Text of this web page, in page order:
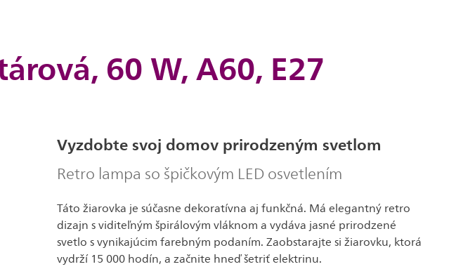
60 W, A60, E27
Vyzdobte svoj domov prirodzeným svetlom
Retro lampa so špičkovým LED osvetlením
Táto žiarovka je súčasne dekoratívna aj funkčná. Má elegantný retro
dizajn s viditeľným špirálovým vláknom a vydáva jasné prirodzené
svetlo s vynikajúcim farebným podaním. Zaobstarajte si žiarovku, ktorá
vydrží 15 000 hodín, a začnite hneď šetriť elektrinu.